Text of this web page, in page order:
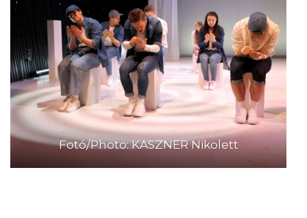
Fotó/Photo: KASZNER Nikolett